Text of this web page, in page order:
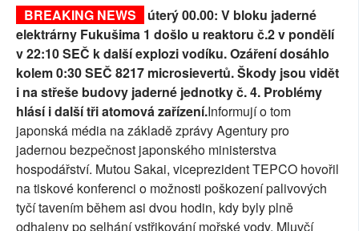
BREAKING NEWS
úterý 00.00: V bloku jaderné
elektrárny Fukušima 1 došlo u reaktoru č.2 v pondělí
v 22:10 SEČ k další explozi vodíku. Ozáření dosáhlo
kolem 0:30 SEČ 8217 microsievertů. Škody jsou vidět
i na střeše budovy jaderné jednotky č. 4. Problémy
hlásí i další tři atomová zařízení.Informují o tom
japonská média na základě zprávy Agentury pro
jadernou bezpečnost japonského ministerstva
hospodářství. Mutou Sakai, viceprezident TEPCO hovořil
na tiskové konferenci o možnosti poškození palivových
tyčí tavením během asi dvou hodin, kdy byly plně
odhaleny po selhání vstřikování mořské vody. Mluvčí